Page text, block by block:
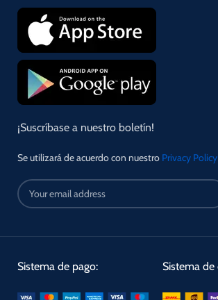
¡Suscríbase a nuestro boletín!
Se utilizará de acuerdo con nuestro Privacy Policy
Sistema de pago: Sistema de